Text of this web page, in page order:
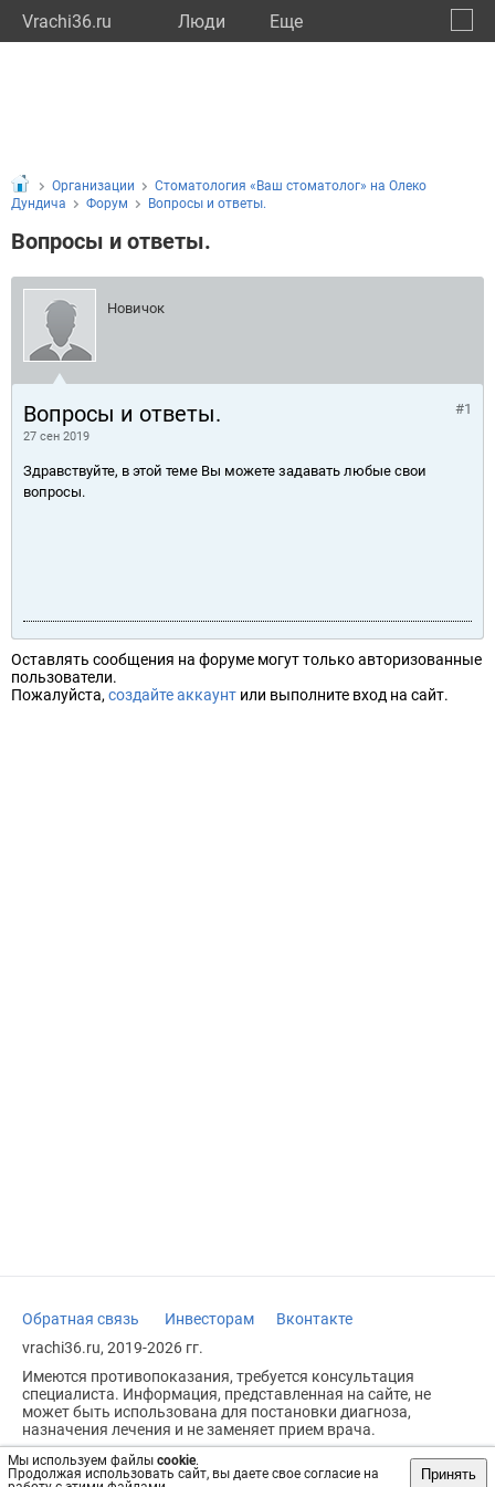
Vrachi36.ru Люди Eще
Мы используем файлы cookie.
Продолжая использовать сайт, вы даете свое согласие на
Принять
Организации
Стоматология «Ваш стоматолог» на Олеко
Дундича
Форум Вопросы и ответы.
Вопросы и ответы.
Новичок
Вопросы и ответы.
27 сен 2019
#1
Здравствуйте, в этой теме Вы можете задавать любые свои
вопросы.
Оставлять сообщения на форуме могут только авторизованные
пользователи.
Пожалуйста, создайте аккаунт или выполните вход на сайт.
Обратная связь Инвесторам
Вконтакте
vrachi36.ru, 2019-2026 гг.
Имеются противопоказания, требуется консультация
специалиста. Информация, представленная на сайте, не
может быть использована для постановки диагноза,
назначения лечения и не заменяет прием врача.
Возрастное ограничение: 18+